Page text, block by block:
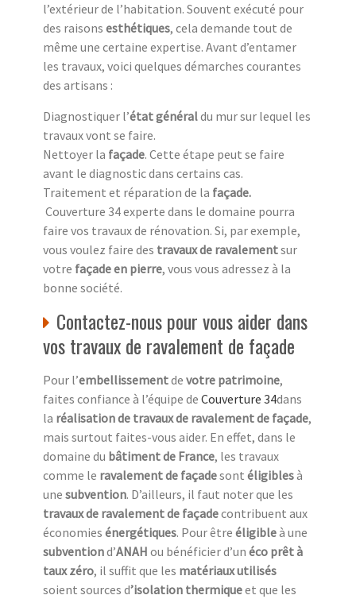
l’extérieur de l’habitation. Souvent exécuté pour
des raisons esthétiques, cela demande tout de
même une certaine expertise. Avant d’entamer
les travaux, voici quelques démarches courantes
des artisans :
Diagnostiquer l’état généraldu mur sur lequel les
travaux vont se faire.
Nettoyer la façade. Cette étape peut se faire
avant le diagnostic dans certains cas.
Traitement et réparation de la façade.
Couverture 34 experte dans le domaine pourra
faire vos travaux de rénovation. Si, par exemple,
vous voulez faire des travaux de ravalementsur
votre façade en pierre, vous vous adressez à la
bonne société.
Contactez-nous pour vous aider dans
vos travaux de ravalement de façade
Pour l’embellissementde votre patrimoine,
faites confiance à l’équipe de Couverture 34dans
la réalisation de travaux de ravalement de façade,
mais surtout faites-vous aider. En effet, dans le
domaine du bâtiment de France, les travaux
comme le ravalement de façadesont éligiblesà
une subvention. D’ailleurs, il faut noter que les
travaux de ravalement de façadecontribuent aux
économies énergétiques. Pour être éligibleà une
subventiond’ANAH ou bénéficier d’un éco prêt à
taux zéro, il suffit que les matériaux utilisés
soient sources d’isolation thermiqueet que les